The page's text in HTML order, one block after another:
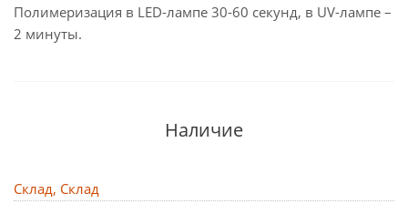
Полимеризация в LED-лампе 30-60 секунд, в UV-лампе –
2 минуты.
Наличие
Склад, Склад